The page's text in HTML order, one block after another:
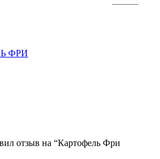
ФРИ
отзыв на “Картофель Фри